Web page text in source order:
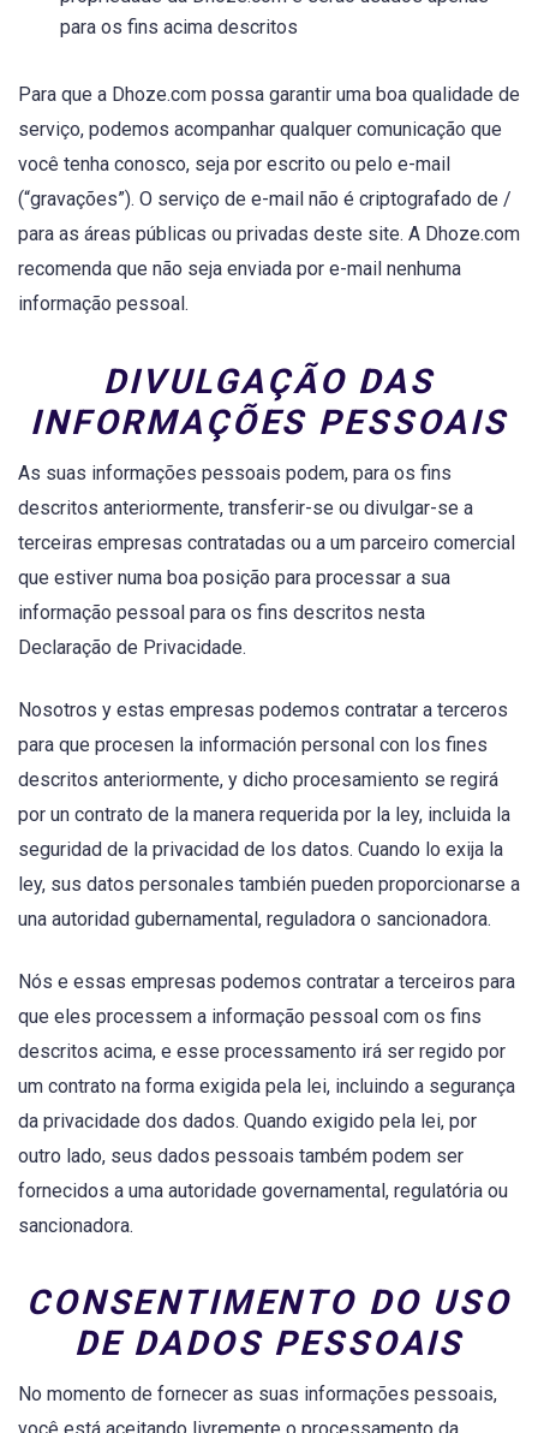
para os fins acima descritos
Para que a Dhoze.com possa garantir uma boa qualidade de
serviço, podemos acompanhar qualquer comunicação que
você tenha conosco, seja por escrito ou pelo e-mail
(“gravações”). O serviço de e-mail não é criptografado de /
para as áreas públicas ou privadas deste site. A Dhoze.com
recomenda que não seja enviada por e-mail nenhuma
informação pessoal.
DIVULGAÇÃO DAS
INFORMAÇÕES PESSOAIS
As suas informações pessoais podem, para os fins
descritos anteriormente, transferir-se ou divulgar-se a
terceiras empresas contratadas ou a um parceiro comercial
que estiver numa boa posição para processar a sua
informação pessoal para os fins descritos nesta
Declaração de Privacidade.
Nosotros y estas empresas podemos contratar a terceros
para que procesen la información personal con los fines
descritos anteriormente, y dicho procesamiento se regirá
por un contrato de la manera requerida por la ley, incluida la
seguridad de la privacidad de los datos. Cuando lo exija la
ley, sus datos personales también pueden proporcionarse a
una autoridad gubernamental, reguladora o sancionadora.
Nós e essas empresas podemos contratar a terceiros para
que eles processem a informação pessoal com os fins
descritos acima, e esse processamento irá ser regido por
um contrato na forma exigida pela lei, incluindo a segurança
da privacidade dos dados. Quando exigido pela lei, por
outro lado, seus dados pessoais também podem ser
fornecidos a uma autoridade governamental, regulatória ou
sancionadora.
CONSENTIMENTO DO USO
DE DADOS PESSOAIS
No momento de fornecer as suas informações pessoais,